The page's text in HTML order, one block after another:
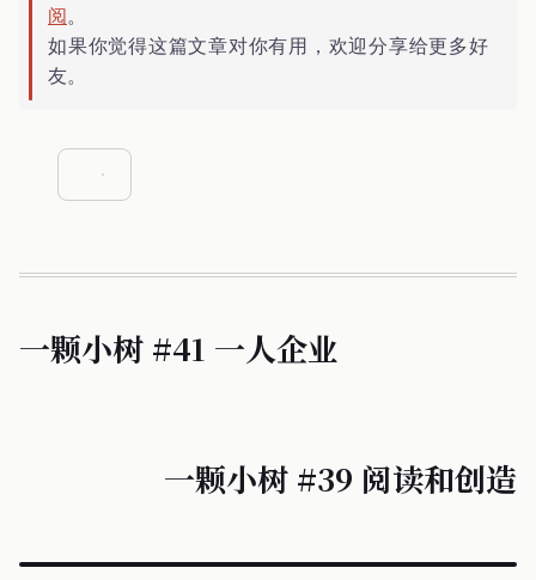
阅。
如果你觉得这篇文章对你有用，欢迎分享给更多好
友。
一颗小树 #41 一人企业
一颗小树 #39 阅读和创造